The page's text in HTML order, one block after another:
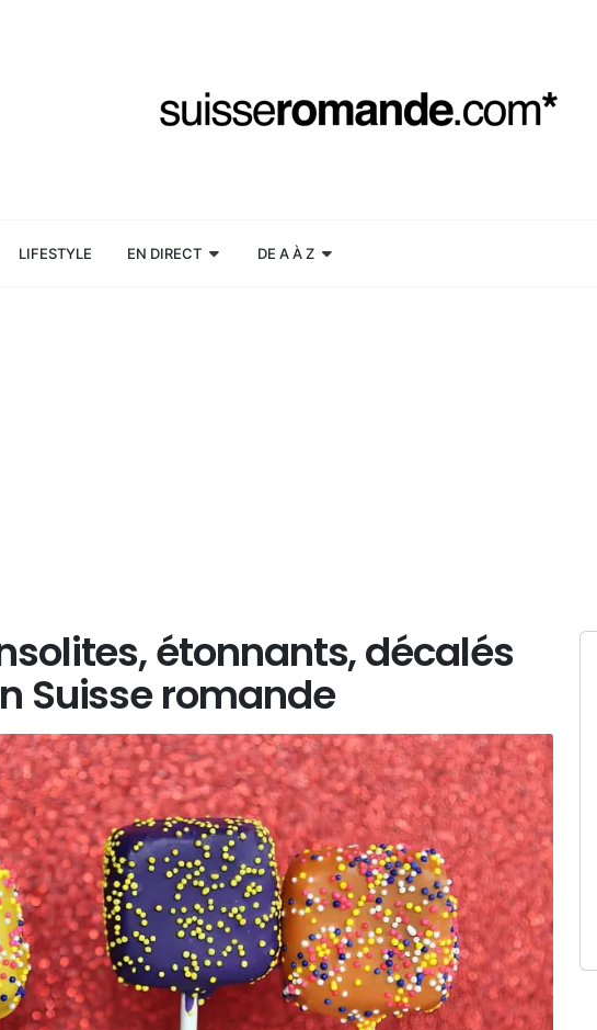
LIFESTYLE EN DIRECT DE A À Z
étonnants, décalés
Suisse romande